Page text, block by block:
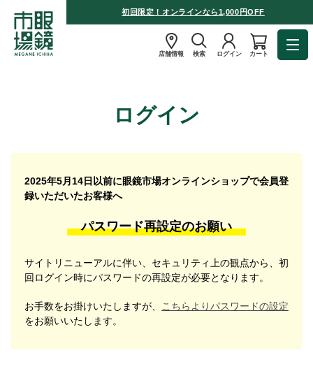
初回限定！オンラインなら1,000円OFF
店舗情報 検索 ログイン カート
ログイン
2025年5月14日以前に眼鏡市場オンラインショップで会員登
録いただいたお客様へ
パスワード再設定のお願い
サイトリニューアルに伴い、セキュリティ上の観点から、初
回ログイン時にパスワードの再設定が必要となります。
お手数をお掛けいたしますが、
こちらよりパスワードの設定
をお願いいたします。